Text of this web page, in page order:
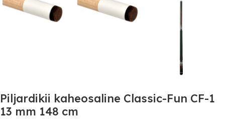
Piljardikii kaheosaline Classic-Fun CF-1
13 mm 148 cm